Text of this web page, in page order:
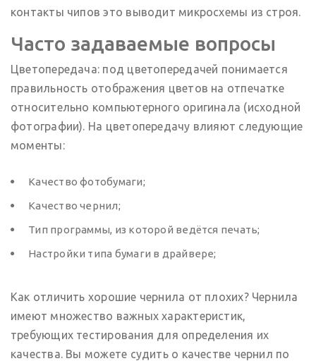
контакты чипов это выводит микросхемы из строя.
Часто задаваемые вопросы
Цветопередача: под цветопередачей понимается
правильность отображения цветов на отпечатке
относительно компьютерного оригинала (исходной
фотографии). На цветопередачу влияют следующие
моменты:
Качество фотобумаги;
Качество чернил;
Тип программы, из которой ведётся печать;
Настройки типа бумаги в драйвере;
Как отличить хорошие чернила от плохих? Чернила
имеют множество важных характеристик,
требующих тестирования для определения их
качества. Вы можете судить о качестве чернил по